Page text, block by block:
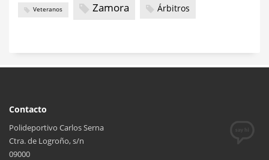
Veteranos Zamora Árbitros
Contacto
Polideportivo Carlos Serna
Ctra. de Logroño, s/n
09000